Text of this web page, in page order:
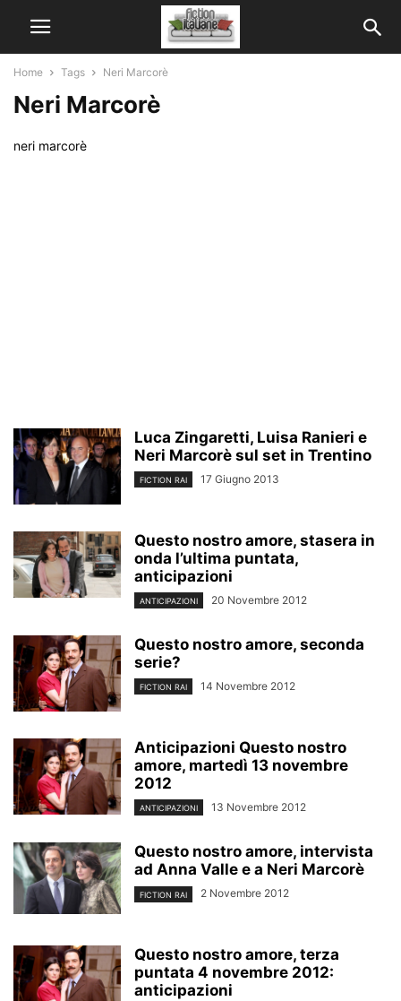
Home Tags Neri Marcorè
Neri Marcorè
neri marcorè
Luca Zingaretti, Luisa Ranieri e
Neri Marcorè sul set in Trentino
FICTION RAI 17 Giugno 2013
Questo nostro amore, stasera in
onda l’ultima puntata,
anticipazioni
ANTICIPAZIONI 20 Novembre 2012
Questo nostro amore, seconda
serie?
FICTION RAI 14 Novembre 2012
Anticipazioni Questo nostro
amore, martedì 13 novembre
2012
ANTICIPAZIONI 13 Novembre 2012
Questo nostro amore, intervista
ad Anna Valle e a Neri Marcorè
FICTION RAI 2 Novembre 2012
Questo nostro amore, terza
puntata 4 novembre 2012:
anticipazioni